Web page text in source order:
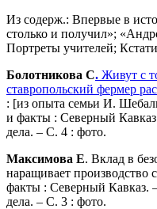
Из содерж.: Впервые в
столько и получил»;
Портреты учителей;
Болотникова С. Живут с
ставропольский фермер
: [из опыта семьи И.
и факты : Северный
дела. – С. 4 : фото.
Максимова Е. Вклад в
наращивает производство
факты : Северный
дела. – С. 3 : фото.